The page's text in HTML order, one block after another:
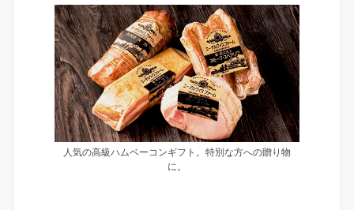
人気の高級ハムベーコンギフト。特別な方への贈り物
に。